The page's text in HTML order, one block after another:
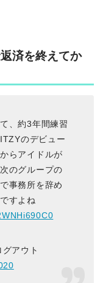
済を終えてか
、約3年間練習
のデビュー
らアイドルが
のグループの
事務所を辞め
すよね
アウト